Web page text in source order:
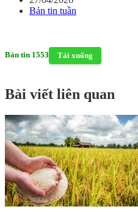
Bản tin tuần
Bản tin 1553 Tải xuống
Bài viết liên quan